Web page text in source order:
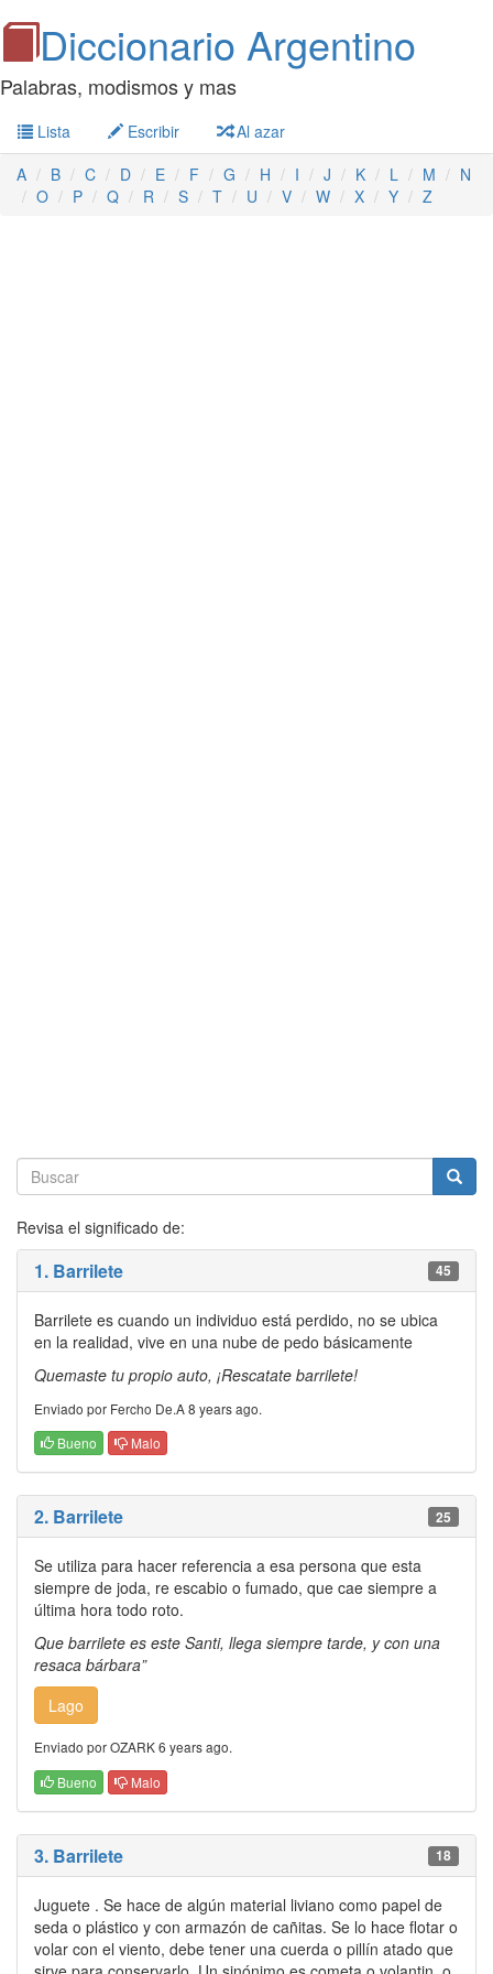
Diccionario Argentino
Palabras, modismos y mas
Lista Escribir
Al azar
A
B C D E F G H I J K L M
N
O
P Q R S T U V W X Y Z
Revisa el significado de:
1. Barrilete 45
Barrilete es cuando un individuo está perdido, no se ubica
en la realidad, vive en una nube de pedo básicamente
Quemaste tu propio auto, ¡Rescatate barrilete!
Enviado por Fercho De.A 8 years ago.
Bueno
Malo
2. Barrilete 25
Se utiliza para hacer referencia a esa persona que esta
siempre de joda, re escabio o fumado, que cae siempre a
última hora todo roto.
Que barrilete es este Santi, llega siempre tarde, y con una
resaca bárbara”
Lago
Enviado por OZARK 6 years ago.
Bueno
Malo
3. Barrilete 18
Juguete . Se hace de algún material liviano como papel de
seda o plástico y con armazón de cañitas. Se lo hace flotar o
volar con el viento, debe tener una cuerda o pillín atado que